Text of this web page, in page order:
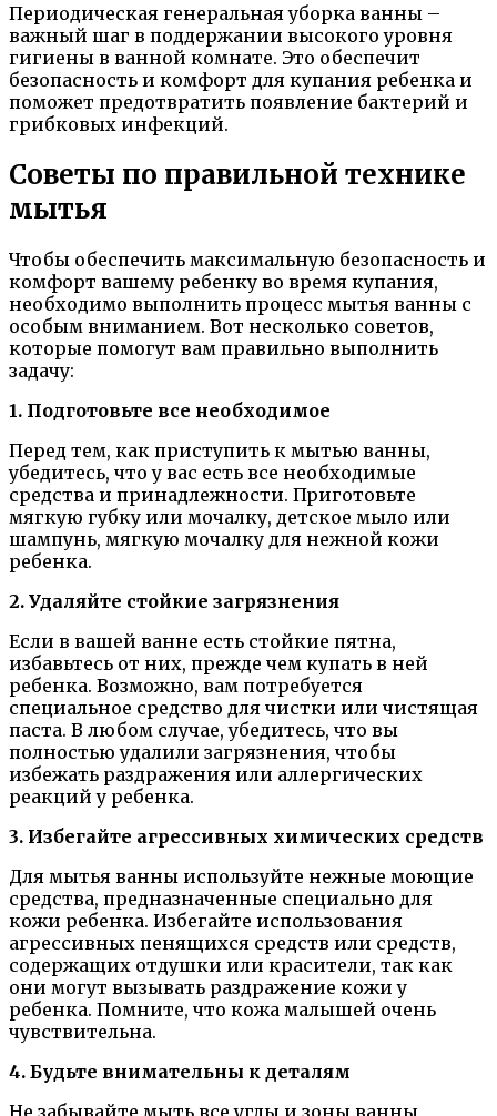
Периодическая генеральная уборка ванны –
важный шаг в поддержании высокого уровня
гигиены в ванной комнате. Это обеспечит
безопасность и комфорт для купания ребенка и
поможет предотвратить появление бактерий и
грибковых инфекций.
Советы по правильной технике
мытья
Чтобы обеспечить максимальную безопасность и
комфорт вашему ребенку во время купания,
необходимо выполнить процесс мытья ванны с
особым вниманием. Вот несколько советов,
которые помогут вам правильно выполнить
задачу:
1. Подготовьте все необходимое
Перед тем, как приступить к мытью ванны,
убедитесь, что у вас есть все необходимые
средства и принадлежности. Приготовьте
мягкую губку или мочалку, детское мыло или
шампунь, мягкую мочалку для нежной кожи
ребенка.
2. Удаляйте стойкие загрязнения
Если в вашей ванне есть стойкие пятна,
избавьтесь от них, прежде чем купать в ней
ребенка. Возможно, вам потребуется
специальное средство для чистки или чистящая
паста. В любом случае, убедитесь, что вы
полностью удалили загрязнения, чтобы
избежать раздражения или аллергических
реакций у ребенка.
3. Избегайте агрессивных химических средств
Для мытья ванны используйте нежные моющие
средства, предназначенные специально для
кожи ребенка. Избегайте использования
агрессивных пенящихся средств или средств,
содержащих отдушки или красители, так как
они могут вызывать раздражение кожи у
ребенка. Помните, что кожа малышей очень
чувствительна.
4. Будьте внимательны к деталям
Не забывайте мыть все углы и зоны ванны,